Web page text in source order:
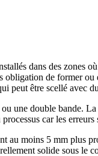
dans des zones
de former
être scellé avec
une double bande.
car les erreurs
moins 5 mm plus
solide sous le